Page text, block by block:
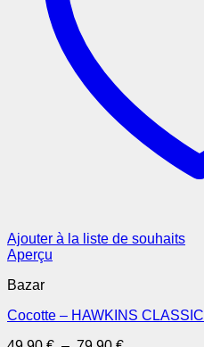
Ajouter à la liste de souhaits
Aperçu
Bazar
Cocotte – HAWKINS CLASSIC